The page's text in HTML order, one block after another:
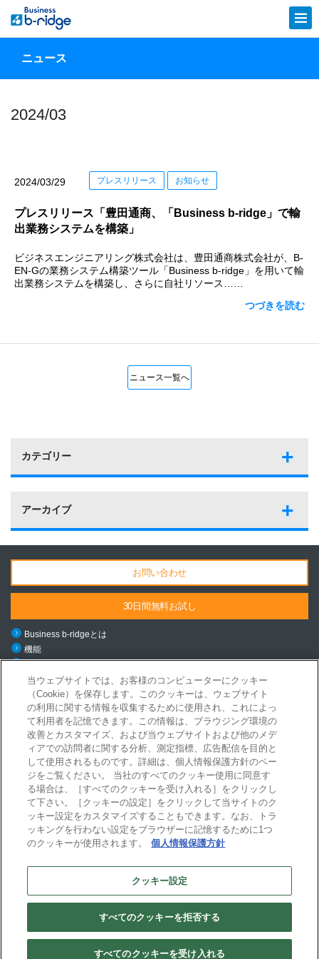
ニュース
2024/03
2024/03/29 プレスリリース お知らせ
プレスリリース「豊田通商、「Business b-ridge」で輸
出業務システムを構築」
ビジネスエンジニアリング株式会社は、豊田通商株式会社が、B-
EN-Gの業務システム構築ツール「Business b-ridge」を用いて輸
出業務システムを構築し、さらに自社リソース……
つづきを読む
ニュース一覧へ
カテゴリー
アーカイブ
お問い合わせ
30日間無料お試し
Business b-ridgeとは
機能
ご利用シーン
導入事例
ニュース
お役立ちコンテンツ
セミナー/イベント
メールマガジン登録
Business b-ridge利用規約およびSLA
セキュリティ
稼働率実績
稼働環境
このサイトについて
(C) 2026 Business Engineering Corporation
当ウェブサイトでは、お客様のコンピューターにクッキー
（Cookie）を保存します。このクッキーは、ウェブサイト
の利用に関する情報を収集するために使用され、これによっ
て利用者を記憶できます。この情報は、ブラウジング環境の
改善とカスタマイズ、および当ウェブサイトおよび他のメデ
ィアでの訪問者に関する分析、測定指標、広告配信を目的と
して使用されるものです。詳細は、個人情報保護方針のペー
ジをご覧ください。 当社のすべてのクッキー使用に同意す
る場合は、［すべてのクッキーを受け入れる］をクリックし
て下さい。［クッキーの設定］をクリックして当サイトのク
ッキー設定をカスタマイズすることもできます。なお、トラ
ッキングを行わない設定をブラウザーに記憶するために1つ
のクッキーが使用されます。
個人情報保護方針
クッキー設定
すべてのクッキーを拒否する
すべてのクッキーを受け入れる